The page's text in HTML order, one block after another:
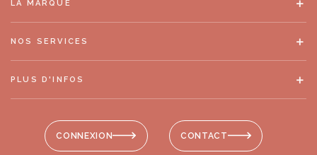
CONNEXION CONTACT
LA MARQUE
NOS SERVICES
PLUS D'INFOS